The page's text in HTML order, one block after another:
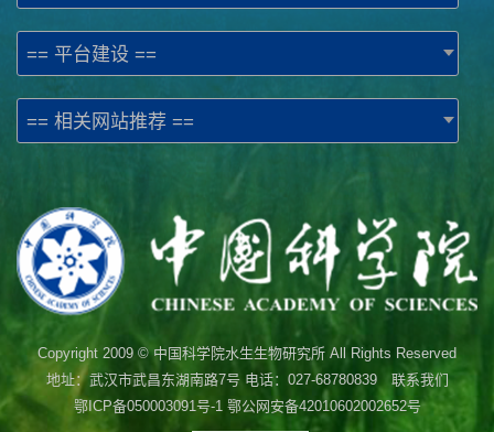
== 平台建设 ==
== 相关网站推荐 ==
Copyright 2009 © 中国科学院水生生物研究所 All Rights Reserved
地址：武汉市武昌东湖南路7号 电话：027-68780839 联系我们
鄂ICP备050003091号-1鄂公网安备42010602002652号